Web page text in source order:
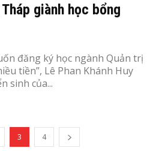
giành học bổng
đăng ký học ngành Quản trị
tiền”, Lê Phan Khánh Huy
sinh của...
3 4